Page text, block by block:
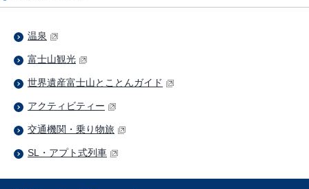
温泉
富士山観光
世界遺産富士山とことんガイド
アクティビティー
交通機関・乗り物旅
SL・アプト式列車